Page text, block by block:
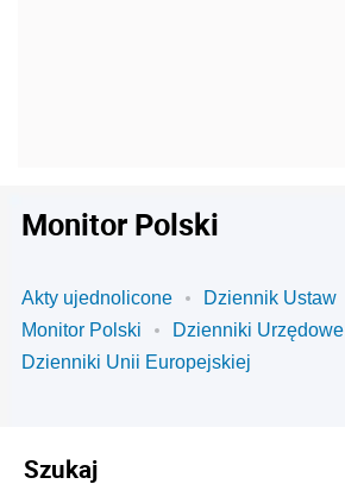
Monitor Polski
Akty ujednolicone
Dziennik Ustaw
Monitor Polski
Dzienniki Urzędowe
Dzienniki Unii Europejskiej
Szukaj